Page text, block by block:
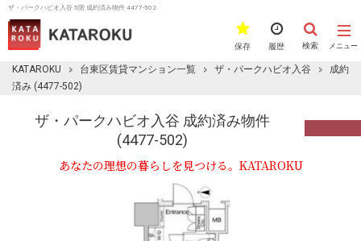
ザ・パークハビオ入谷 5階 成約済み物件 4477-502
メニュー
検索
履歴
保存
KATAROKU 台東区賃貸マンション一覧 ザ・パークハビオ入谷
成約
済み (4477-502)
ザ・パークハビオ入谷 成約済み物件
(4477-502)
あなたの理想の暮らしを見つける。KATAROKU